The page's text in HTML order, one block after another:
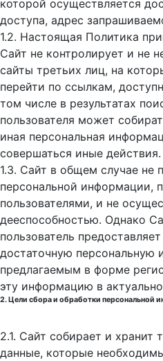
которой осуществляется
доступа, адрес
1.2. Настоящая Политика
Сайт не контролирует и не
сайты третьих лиц, на
перейти по ссылкам,
том числе в результатах
пользователя может
иная персональная
совершаться иные действия.
1.3. Сайт в общем случае не
персональной информации,
пользователями, и не
дееспособностью. Однако
пользователь
достаточную
предлагаемым в форме
эту информацию в
2. Цели сбора и обработки персональной
2.1. Сайт собирает и хранит
данные, которые